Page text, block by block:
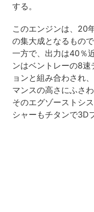
する。
このエンジンは、20
の集大成となるもの
一方で、出力は40％
ンはベントレーの8
ョンと組み合わされ
マンスの高さにふさ
そのエグゾーストシ
シャーもチタンで3D